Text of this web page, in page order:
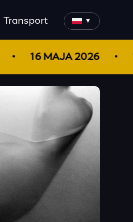
Transport ▼
16 MAJA 2026